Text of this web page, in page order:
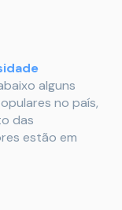
alguns
no país,
das
estão em